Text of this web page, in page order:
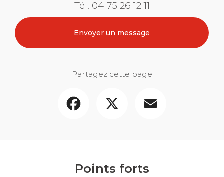
Tél. 04 75 26 12 11
Envoyer un message
Partagez cette page
Points forts